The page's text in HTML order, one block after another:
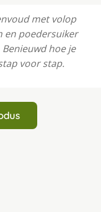
met volop
en poedersuiker
hoe je
voor stap.